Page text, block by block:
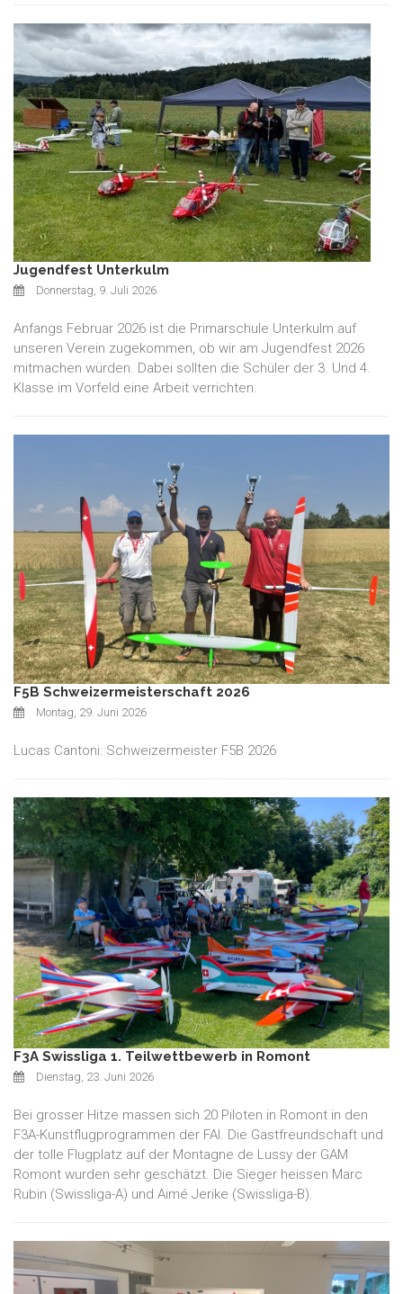
Jugendfest Unterkulm
Donnerstag, 9. Juli 2026
Anfangs Februar 2026 ist die Primarschule Unterkulm auf
unseren Verein zugekommen, ob wir am Jugendfest 2026
mitmachen würden. Dabei sollten die Schüler der 3. Und 4.
Klasse im Vorfeld eine Arbeit verrichten.
F5B Schweizermeisterschaft 2026
Montag, 29. Juni 2026
Lucas Cantoni: Schweizermeister F5B 2026
F3A Swissliga 1. Teilwettbewerb in Romont
Dienstag, 23. Juni 2026
Bei grosser Hitze massen sich 20 Piloten in Romont in den
F3A-Kunstflugprogrammen der FAI. Die Gastfreundschaft und
der tolle Flugplatz auf der Montagne de Lussy der GAM
Romont wurden sehr geschätzt. Die Sieger heissen Marc
Rubin (Swissliga-A) und Aimé Jerike (Swissliga-B).